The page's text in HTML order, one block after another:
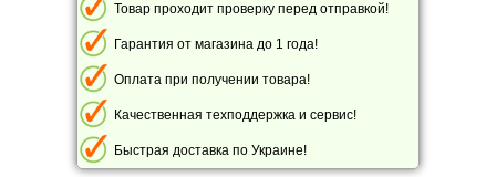
Товар проходит проверку перед отправкой!
Гарантия от магазина до 1 года!
Оплата при получении товара!
Качественная техподдержка и сервис!
Быстрая доставка по Украине!